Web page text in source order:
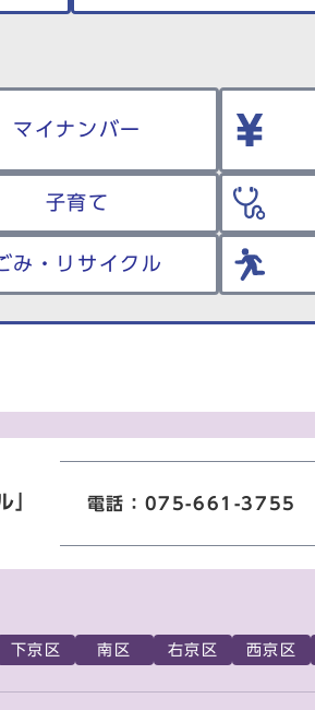
マイナンバー
子育て
み・リサイクル
」 電話：075-661-3755
下京区 南区 右京区 西京区